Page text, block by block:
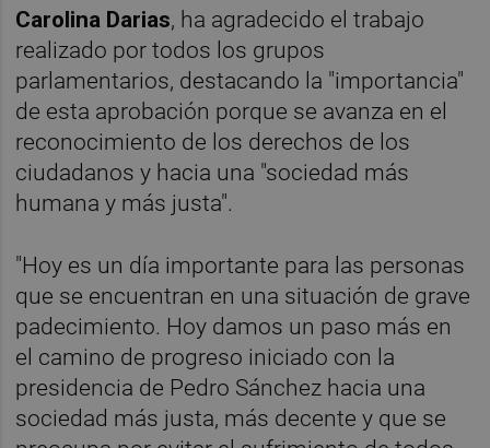
Carolina Darias, ha agradecido el trabajo
realizado por todos los grupos
parlamentarios, destacando la "importancia"
de esta aprobación porque se avanza en el
reconocimiento de los derechos de los
ciudadanos y hacia una "sociedad más
humana y más justa".
"Hoy es un día importante para las personas
que se encuentran en una situación de grave
padecimiento. Hoy damos un paso más en
el camino de progreso iniciado con la
presidencia de Pedro Sánchez hacia una
sociedad más justa, más decente y que se